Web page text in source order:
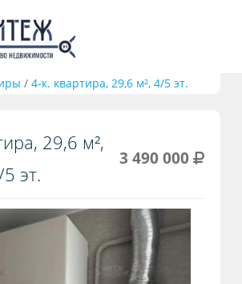
/4-к. квартира, 29,6 м², 4/5 эт.
29,6 м²,
эт.
3 490 000